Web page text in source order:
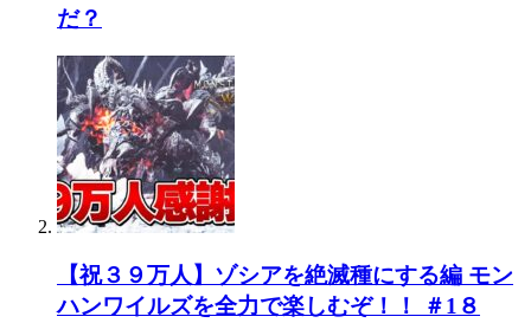
だ？
【祝３９万人】ゾシアを絶滅種にする編 モン
ハンワイルズを全力で楽しむぞ！！ ＃1８